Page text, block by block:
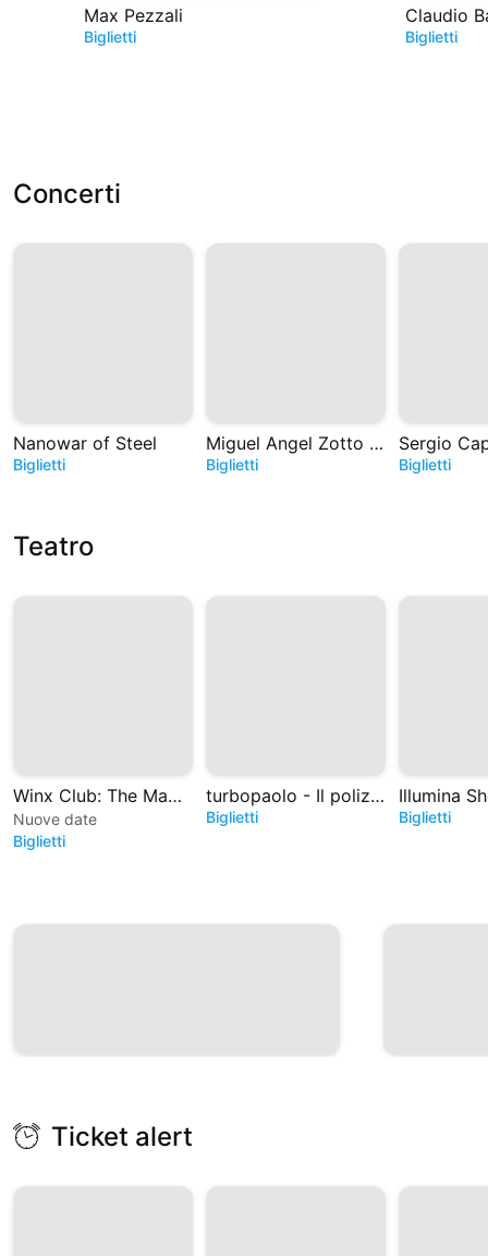
Max Pezzali
Biglietti
Claudio
Biglietti
Concerti
Nanowar of Steel
Biglietti
Miguel Angel Zotto - Tango. Historias de Astor
Biglietti Biglietti
Teatro
Winx Club: The Magic is back - Il Musical
Nuove date
Biglietti
turbopaolo - Il poliziotto del formaggio
Biglietti
Illumina
Biglietti
Ticket alert